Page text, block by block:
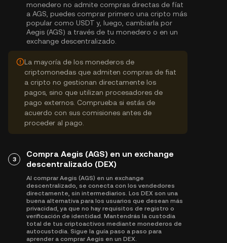
monedero no admite compras directas de fíat
a AGS, puedes comprar primero una cripto más
popular como USDT y, luego, cambiarla por
Aegis (AGS) a través de tu monedero o en un
exchange descentralizado.
La mayoría de los monederos de
criptomonedas que admiten compras de fiat
a cripto no gestionan directamente los
pagos, sino que utilizan procesadores de
pago externos. Comprueba si estás de
acuerdo con sus comisiones antes de
proceder al pago.
3
Compra Aegis (AGS) en un exchange
descentralizado (DEX)
Al comprar Aegis (AGS) en un exchange
descentralizado, se conecta con los vendedores
directamente, sin intermediarios. Los DEX son una
buena alternativa para los usuarios que desean más
privacidad, ya que no hay requisitos de registro o
verificación de identidad. Mantendrás la custodia
total de tus criptoactivos mediante monederos de
autocustodia. Sigue la guía paso a paso para
aprender a comprar Aegis en un DEX.